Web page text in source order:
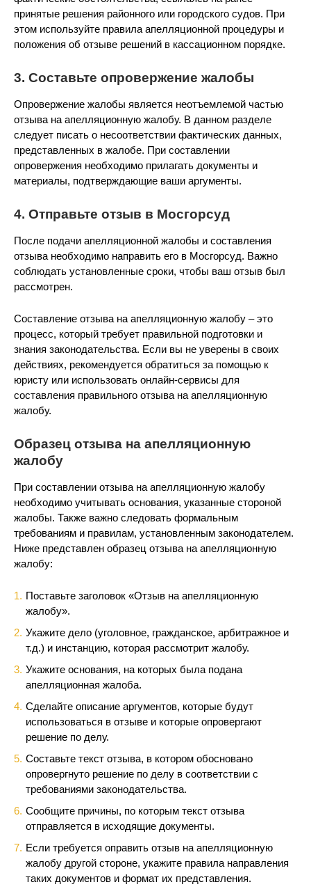
принятые решения районного или городского судов. При
этом используйте правила апелляционной процедуры и
положения об отзыве решений в кассационном порядке.
3. Составьте опровержение жалобы
Опровержение жалобы является неотъемлемой частью
отзыва на апелляционную жалобу. В данном разделе
следует писать о несоответствии фактических данных,
представленных в жалобе. При составлении
опровержения необходимо прилагать документы и
материалы, подтверждающие ваши аргументы.
4. Отправьте отзыв в Мосгорсуд
После подачи апелляционной жалобы и составления
отзыва необходимо направить его в Мосгорсуд. Важно
соблюдать установленные сроки, чтобы ваш отзыв был
рассмотрен.
Составление отзыва на апелляционную жалобу – это
процесс, который требует правильной подготовки и
знания законодательства. Если вы не уверены в своих
действиях, рекомендуется обратиться за помощью к
юристу или использовать онлайн-сервисы для
составления правильного отзыва на апелляционную
жалобу.
Образец отзыва на апелляционную
жалобу
При составлении отзыва на апелляционную жалобу
необходимо учитывать основания, указанные стороной
жалобы. Также важно следовать формальным
требованиям и правилам, установленным законодателем.
Ниже представлен образец отзыва на апелляционную
жалобу:
Поставьте заголовок «Отзыв на апелляционную
жалобу».
Укажите дело (уголовное, гражданское, арбитражное и
т.д.) и инстанцию, которая рассмотрит жалобу.
Укажите основания, на которых была подана
апелляционная жалоба.
Сделайте описание аргументов, которые будут
использоваться в отзыве и которые опровергают
решение по делу.
Составьте текст отзыва, в котором обосновано
опровергнуто решение по делу в соответствии с
требованиями законодательства.
Сообщите причины, по которым текст отзыва
отправляется в исходящие документы.
Если требуется оправить отзыв на апелляционную
жалобу другой стороне, укажите правила направления
таких документов и формат их представления.